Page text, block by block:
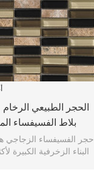
الحجر الطبيعي الرخام
بلاط الفسيفساء
باكسبلاش
حجر الفسيفساء الزجاجي
البناء الزخرفية الكبيرة لأكثر